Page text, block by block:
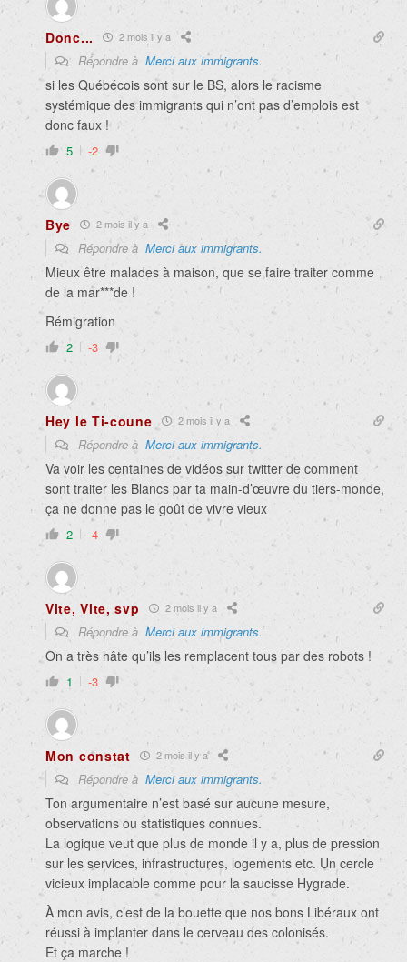
Donc... 2 mois il y a
Répondre à Merci aux immigrants.
si les Québécois sont sur le BS, alors le racisme
systémique des immigrants qui n’ont pas d’emplois est
donc faux !
5 -2
Bye 2 mois il y a
Répondre à Merci aux immigrants.
Mieux être malades à maison, que se faire traiter comme
de la mar***de !
Rémigration
2 -3
Hey le Ti-coune 2 mois il y a
Répondre à Merci aux immigrants.
Va voir les centaines de vidéos sur twitter de comment
sont traiter les Blancs par ta main-d’œuvre du tiers-monde,
ça ne donne pas le goût de vivre vieux
2 -4
Vite, Vite, svp 2 mois il y a
Répondre à Merci aux immigrants.
On a très hâte qu’ils les remplacent tous par des robots !
1 -3
Mon constat 2 mois il y a
Répondre à Merci aux immigrants.
Ton argumentaire n’est basé sur aucune mesure,
observations ou statistiques connues.
La logique veut que plus de monde il y a, plus de pression
sur les services, infrastructures, logements etc. Un cercle
vicieux implacable comme pour la saucisse Hygrade.
À mon avis, c’est de la bouette que nos bons Libéraux ont
réussi à implanter dans le cerveau des colonisés.
Et ça marche !